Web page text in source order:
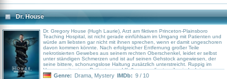
geht es um Bedrohungen durch Terroristen und Anschläge, sei es mit Giftgas
oder gar mit Hilfe einer Atombombe. Immer haben seine Fälle für Jack auch
eine ganz persönliche Komponente. Und nie kann sich der Agent auf all
seine Kollegen bei der CTU verlassen, da sich auch die internen Fronten im
Verlauf der Seasons mehrfach verändern können.
Dr. House
Dr. Gregory House (Hugh Laurie), Arzt am fiktiven Princeton-Plainsboro
Teaching Hospital, ist nicht gerade einfühlsam im Umgang mit Patienten und
würde am liebsten gar nicht mit ihnen sprechen, wenn er damit ungeschoren
davon kommen könnte. Nach erfolgreicher Entfernung großer Teile
nekrotisierten Gewebes aus seinem rechten Oberschenkel, leidet er selbst
unter ständigen Schmerzen und ist auf seinen Gehstock angewiesen, der
seine bittere, schonungslose Haltung zusätzlich unterstreicht. Ruppig im
Umgang mit seinen Patienten und Kollegen, gelingt es ihm jedoch immer
wieder, schnelle und akurate Diagnosen zu stellen, nachdem er seinen
Genre: Drama Mystery IMDb: 9 / 10